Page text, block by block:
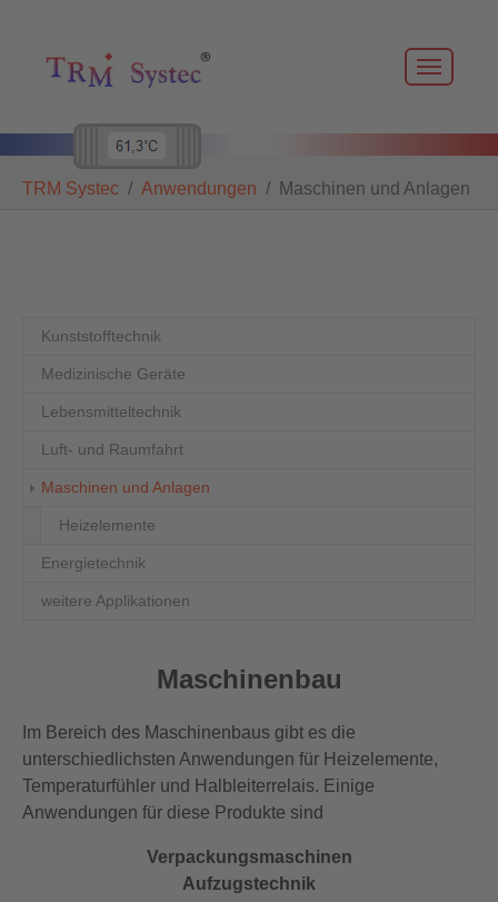
Sie sind hier:
TRM Systec
Anwendungen Maschinen und Anlagen
Maschinenbau
Im Bereich des Maschinenbaus gibt es die
unterschiedlichsten Anwendungen für Heizelemente,
Temperaturfühler und Halbleiterrelais. Einige
Anwendungen für diese Produkte sind
Verpackungsmaschinen
Aufzugstechnik
Kunststofftechnik
Medizinische Geräte
Lebensmitteltechnik
Luft- und Raumfahrt
Maschinen und Anlagen
Heizelemente
Energietechnik
weitere Applikationen